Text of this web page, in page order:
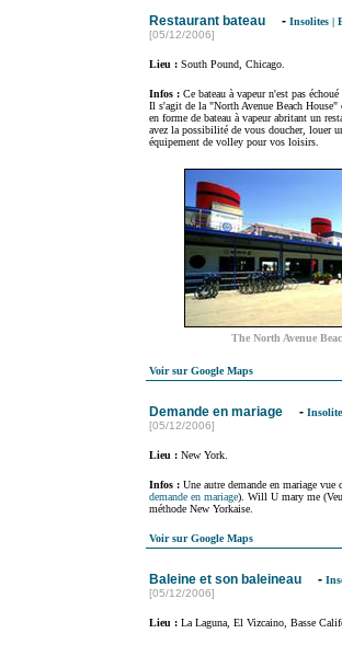
Restaurant bateau - Insolites |
[05/12/2006]
Lieu : South Pound, Chicago.
Infos : Ce bateau à vapeur n'est pas échoué
Il s'agit de la "North Avenue Beach House"
en forme de bateau à vapeur abritant un
avez la possibilité de vous doucher, louer
équipement de volley pour vos loisirs.
The North Avenue
Voir sur Google Maps
Demande en mariage -
[05/12/2006]
Lieu : New York.
Infos : Une autre demande en mariage
demande en mariage). Will U mary me
méthode New Yorkaise.
Voir sur Google Maps
Baleine et son baleineau -
[05/12/2006]
Lieu : La Laguna, El Vizcaino, Basse